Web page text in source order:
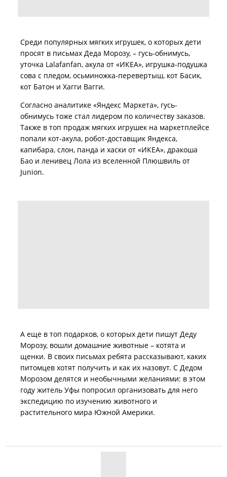
Среди популярных мягких игрушек, о которых дети
просят в письмах Деда Морозу, – гусь-обнимусь,
уточка Lalafanfan, акула от «ИКЕА», игрушка-подушка
сова с пледом, осьминожка-перевертыш, кот Басик,
кот Батон и Хагги Вагги.
Согласно аналитике «Яндекс Маркета», гусь-
обнимусь тоже стал лидером по количеству заказов.
Также в топ продаж мягких игрушек на маркетплейсе
попали кот-акула, робот-доставщик Яндекса,
капибара, слон, панда и хаски от «ИКЕА», дракоша
Бао и ленивец Лола из вселенной Плюшвиль от
Junion.
А еще в топ подарков, о которых дети пишут Деду
Морозу, вошли домашние животные – котята и
щенки. В своих письмах ребята рассказывают, каких
питомцев хотят получить и как их назовут. С Дедом
Морозом делятся и необычными желаниями: в этом
году житель Уфы попросил организовать для него
экспедицию по изучению животного и
растительного мира Южной Америки.